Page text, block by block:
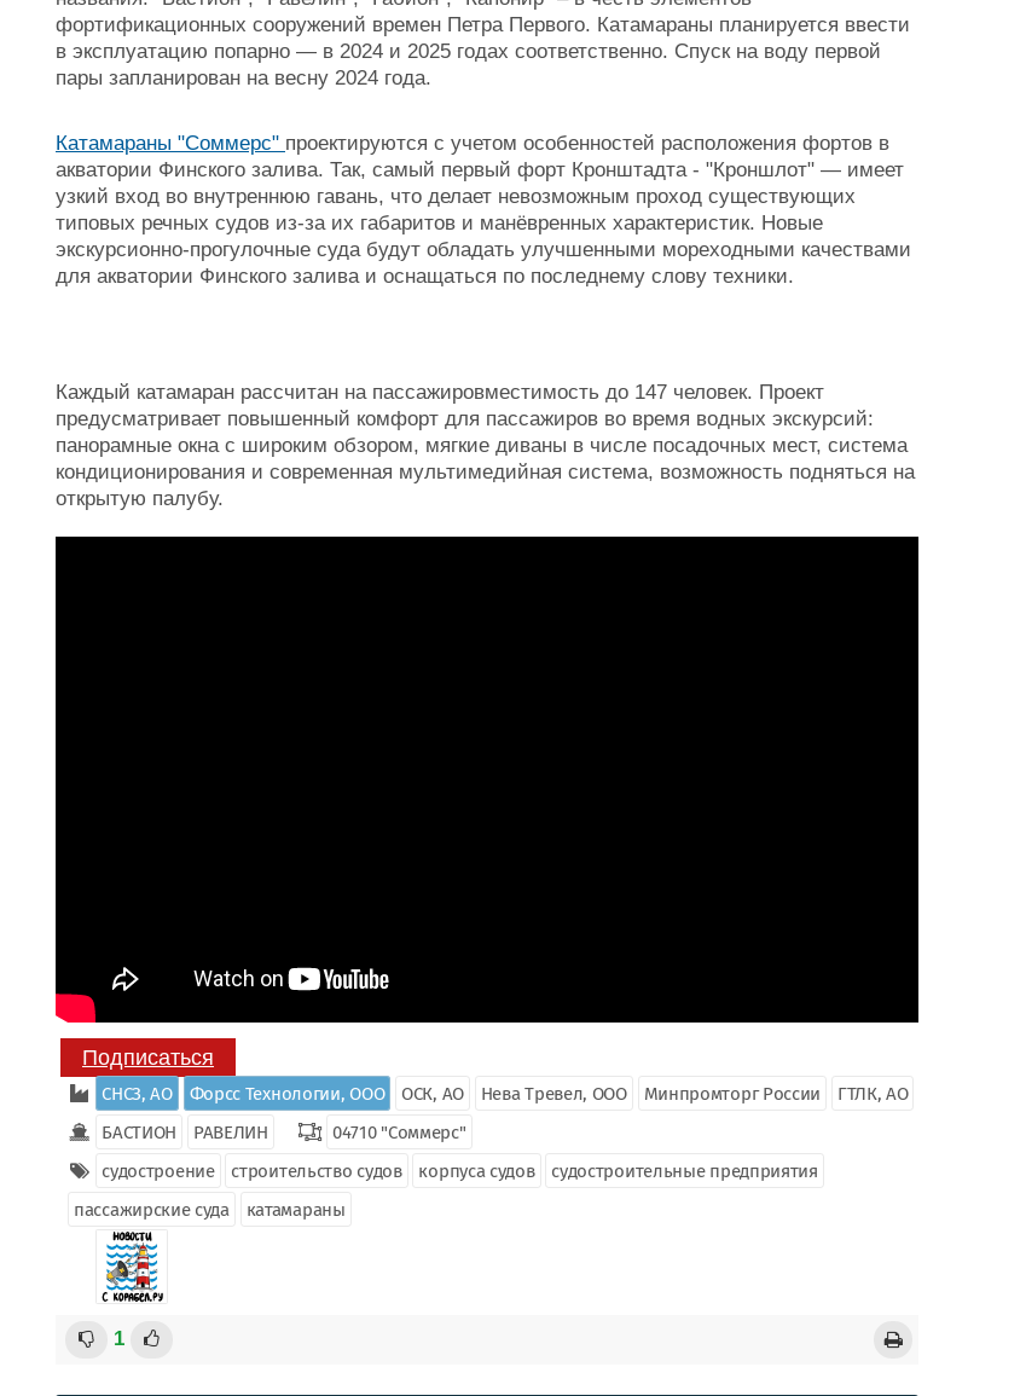
фортификационных сооружений времен Петра Первого. Катамараны планируется ввести
в эксплуатацию попарно — в 2024 и 2025 годах соответственно. Спуск на воду первой
пары запланирован на весну 2024 года.
Катамараны "Соммерс" проектируются с учетом особенностей расположения фортов в
акватории Финского залива. Так, самый первый форт Кронштадта - "Кроншлот" — имеет
узкий вход во внутреннюю гавань, что делает невозможным проход существующих
типовых речных судов из-за их габаритов и манёвренных характеристик. Новые
экскурсионно-прогулочные суда будут обладать улучшенными мореходными качествами
для акватории Финского залива и оснащаться по последнему слову техники.
Каждый катамаран рассчитан на пассажировместимость до 147 человек. Проект
предусматривает повышенный комфорт для пассажиров во время водных экскурсий:
панорамные окна с широким обзором, мягкие диваны в числе посадочных мест, система
кондиционирования и современная мультимедийная система, возможность подняться на
открытую палубу.
Подписаться
СНСЗ, АО Форсс Технологии, ООО ОСК, АО Нева Тревел, ООО Минпромторг России
ГТЛК, АО
БАСТИОН
РАВЕЛИН
04710 "Соммерс"
судостроение
строительство судов корпуса судов
судостроительные предприятия
пассажирские суда
катамараны
1